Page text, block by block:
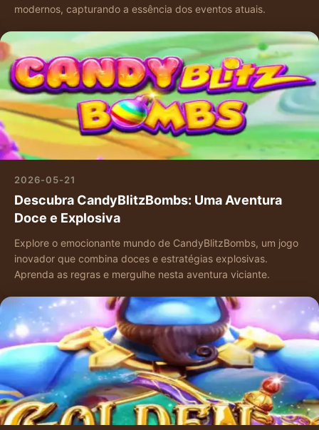
modernos, capturando a essência dos eventos atuais.
2026-05-21
Descubra CandyBlitzBombs: Uma Aventura
Doce e Explosiva
Explore o emocionante mundo de CandyBlitzBombs, um jogo
inovador que combina doces e estratégias explosivas.
Aprenda as regras e mergulhe nesta aventura viciante.